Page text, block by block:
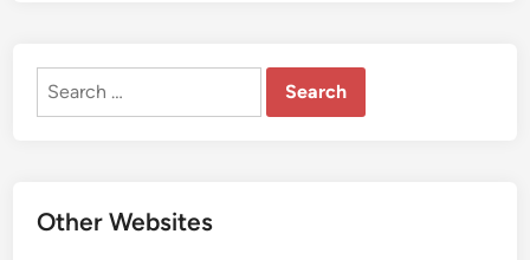
Search
Other Websites